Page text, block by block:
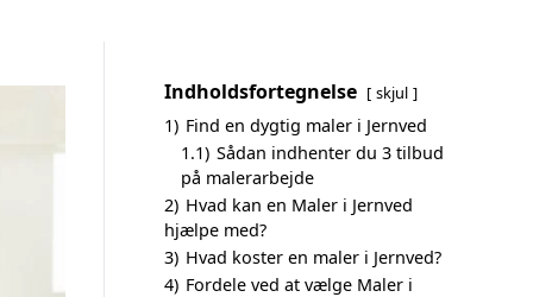
Indholdsfortegnelse skjul
1) Find en dygtig maler i Jernved
1.1) Sådan indhenter du 3 tilbud
på malerarbejde
2) Hvad kan en Maler i Jernved
hjælpe med?
3) Hvad koster en maler i Jernved?
4) Fordele ved at vælge Maler i